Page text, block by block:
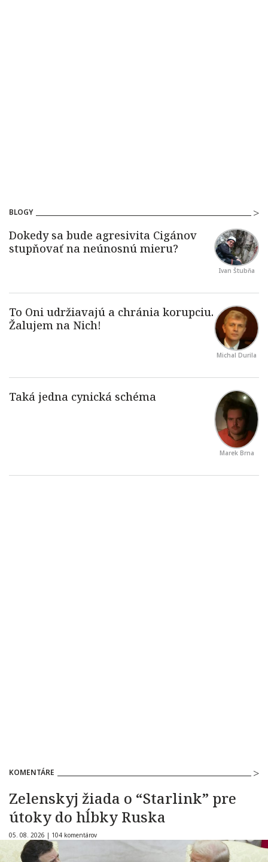
BLOGY
Ivan Štubňa
Michal Durila
Marek Brna
KOMENTÁRE
Zelenskyj žiada o “Starlink” pre
útoky do hĺbky Ruska
05. 08. 2026 | 104 komentárov